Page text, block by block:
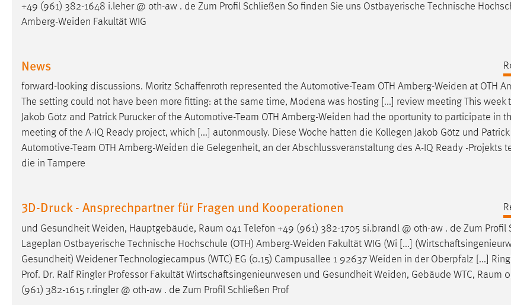
+49 (961) 382-1648 i.leher @ oth-aw . de Zum Profil Schließen So finden Sie uns Ostbayerische Technische
Amberg-Weiden Fakultät WIG
News
forward-looking discussions. Moritz Schaffenroth represented the Automotive-Team OTH Amberg-Weiden at OTH
The setting could not have been more fitting: at the same time, Modena was hosting [...] review meeting This week
Jakob Götz and Patrick Purucker of the Automotive-Team OTH Amberg-Weiden had the oportunity to participate in
meeting of the A-IQ Ready project, which [...] autonmously. Diese Woche hatten die Kollegen Jakob Götz und
Automotive-Team OTH Amberg-Weiden die Gelegenheit, an der Abschlussveranstaltung des A-IQ Ready -Projekts
die in Tampere
3D-Druck - Ansprechpartner für Fragen und Kooperationen
und Gesundheit Weiden, Hauptgebäude, Raum 041 Telefon +49 (961) 382-1705 si.brandl @ oth-aw . de Zum Profil
Lageplan Ostbayerische Technische Hochschule (OTH) Amberg-Weiden Fakultät WIG (Wi [...]
Gesundheit) WeidenerTechnologiecampus (WTC) EG (0.15) Campusallee 1 92637 Weiden in der Oberpfalz [...]
Prof. Dr. Ralf Ringler Professor Fakultät Wirtschaftsingenieurwesen und Gesundheit Weiden, Gebäude WTC, Raum
(961) 382-1615 r.ringler @ oth-aw . de Zum Profil Schließen Prof
MARKETING
Google Ads
Name: _gcl_au
Anbieter: Google Ireland Limited
Facebook Pixel
Name:
Anbieter: Facebook
Zweck: